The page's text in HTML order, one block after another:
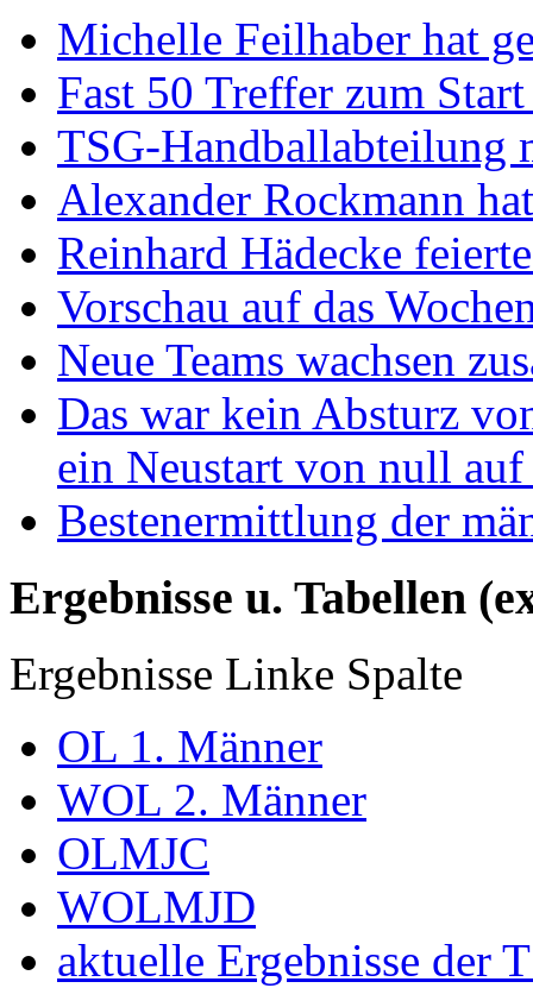
Michelle Feilhaber hat
Fast 50 Treffer zum
TSG-Handballabteilung
Alexander Rockmann
Reinhard Hädecke
Vorschau auf das
Neue Teams wachsen
Das war kein Absturz
ein Neustart von null auf
Bestenermittlung der
Ergebnisse u. Tabellen
Ergebnisse Linke Spalte
OL 1. Männer
WOL 2. Männer
OLMJC
WOLMJD
aktuelle Ergebnisse der